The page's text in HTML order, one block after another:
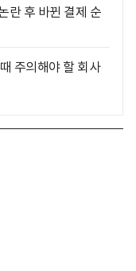
란 후 바뀐 결제 순
주의해야 할 회사